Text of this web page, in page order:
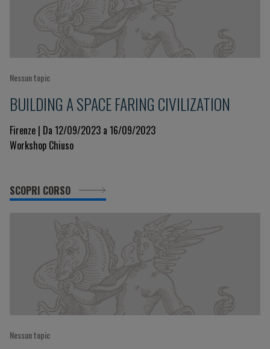
Nessun topic
BUILDING A SPACE FARING CIVILIZATION
Firenze | Da 12/09/2023 a 16/09/2023
Workshop Chiuso
SCOPRI CORSO
Nessun topic